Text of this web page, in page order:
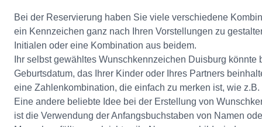
Bei der Reservierung haben Sie viele verschiedene
ein Kennzeichen ganz nach Ihren Vorstellungen zu
Initialen oder eine Kombination aus beidem.
Ihr selbst gewähltes Wunschkennzeichen Duisburg könnte
Geburtsdatum, das Ihrer Kinder oder Ihres Partners
eine Zahlenkombination, die einfach zu merken ist, wie
Eine andere beliebte Idee bei der Erstellung von
ist die Verwendung der Anfangsbuchstaben von Namen